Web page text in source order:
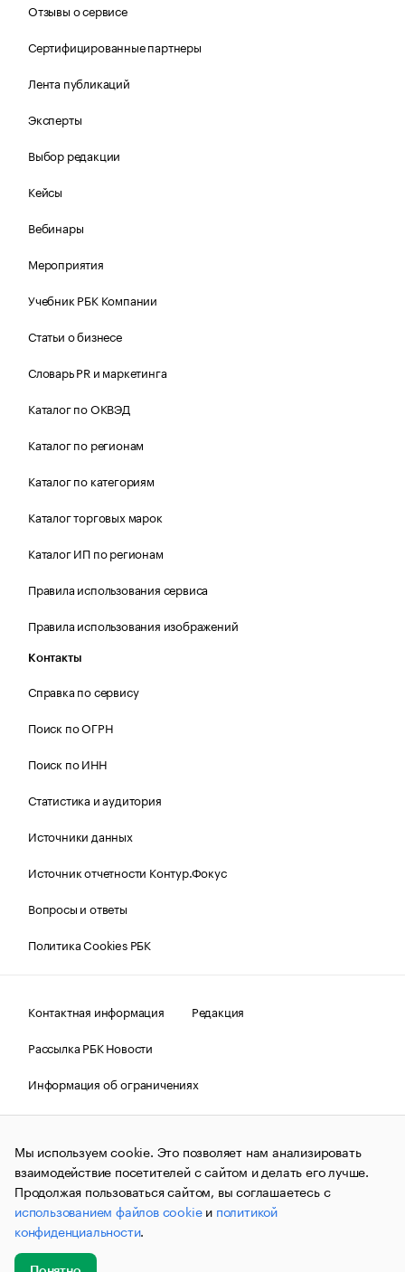
Отзывы о сервисе
Сертифицированные партнеры
Лента публикаций
Эксперты
Выбор редакции
Кейсы
Вебинары
Мероприятия
Учебник РБК Компании
Статьи о бизнесе
Словарь PR и маркетинга
Каталог по ОКВЭД
Каталог по регионам
Каталог по категориям
Каталог торговых марок
Каталог ИП по регионам
Правила использования сервиса
Правила использования изображений
Контакты
Справка по сервису
Поиск по ОГРН
Поиск по ИНН
Статистика и аудитория
Источники данных
Источник отчетности Контур.Фокус
Вопросы и ответы
Политика Cookies РБК
Контактная информация
Редакция
Рассылка РБК Новости
Информация об ограничениях
Правовая информация
О соблюдении авторских прав
© АО «РОСБИЗНЕСКОНСАЛТИНГ»,1995–2026.Сообщения
и материалы информационного агентства «РБК»
(зарегистрировано Федеральной службой по надзору в сфере
связи, информационных технологий и массовых
коммуникаций (Роскомнадзор) 09.12.2015 за номером ИА
№ФС77-63848) сопровождаются пометкой «РБК». Отдельные
публикации могут содержать информацию,
не предназначенную для пользователей
Мы используем cookie. Это позволяет нам анализировать
взаимодействие посетителей с сайтом и делать его лучше.
Продолжая пользоваться сайтом, вы соглашаетесь с
использованием файлов cookieи политикой
конфиденциальности.